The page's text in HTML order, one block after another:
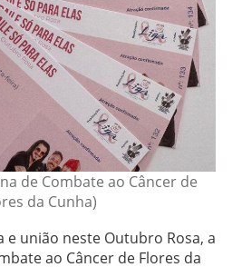
de Combate ao Câncer de
da Cunha)
e união neste Outubro Rosa, a
ao Câncer de Flores da